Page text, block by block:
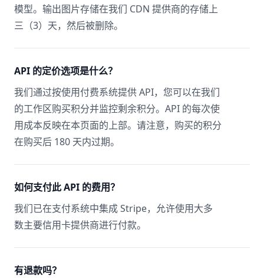
模型。输出图片存储在我们 CDN 提供商的存储上
三（3）天，然后被删除。
API 的定价选项是什么？
我们通过按使用付费系统提供 API，您可以在我们
的工作区购买积分并监控剩余积分。API 的每次使
用成本反映在本页面的上部。请注意，购买的积分
在购买后 180 天内过期。
如何支付此 API 的费用？
我们已在支付系统中集成 Stripe，允许使用大多
数主要信用卡提供商进行付款。
有退款吗？